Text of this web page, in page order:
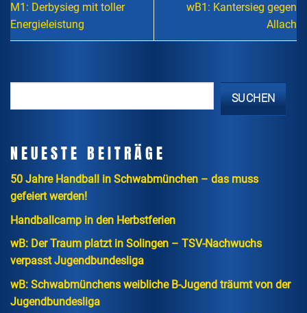
M1: Derbysieg mit toller
Energieleistung
wB1: Kantersieg gegen
Allach
SUCHEN
NEUESTE BEITRÄGE
50 Jahre Handball in Schwabmünchen – das muss
gefeiert werden!
Handballcamp in den Herbstferien
wB: Der Traum platzt in Solingen – TSV-Nachwuchs
verpasst Jugendbundesliga
wB: Schwabmünchens weibliche B-Jugend träumt von der
Jugendbundesliga